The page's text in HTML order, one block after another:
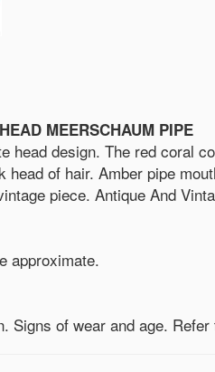
MEERSCHAUM PIPE
head design. The red coral
head of hair. Amber pipe
piece. Antique And
approximate.
Signs of wear and age.